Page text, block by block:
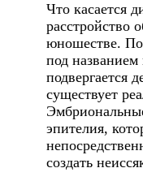
Что касается
расстройство
юношестве. По
под
подвергается
существует
эпителия,
создать